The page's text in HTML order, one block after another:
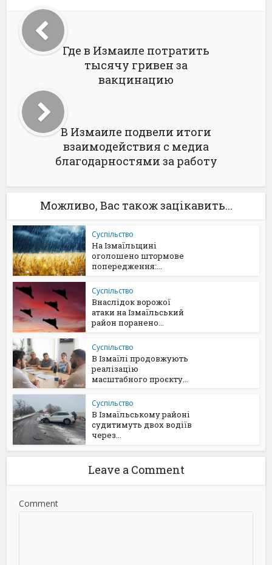
Где в Измаиле потратить
тысячу гривен за
вакцинацию
В Измаиле подвели итоги
взаимодействия с медиа
благодарностями за работу
Можливо, Вас також зацікавить...
Суспільство
На Ізмаїльщині
оголошено штормове
попередження:...
Суспільство
Внаслідок ворожої
атаки на Ізмаїльський
район поранено...
Суспільство
В Ізмаїлі продовжують
реалізацію
масштабного проєкту...
Суспільство
В Ізмаїльському районі
судитимуть двох водіїв
через...
Leave a Comment
Comment